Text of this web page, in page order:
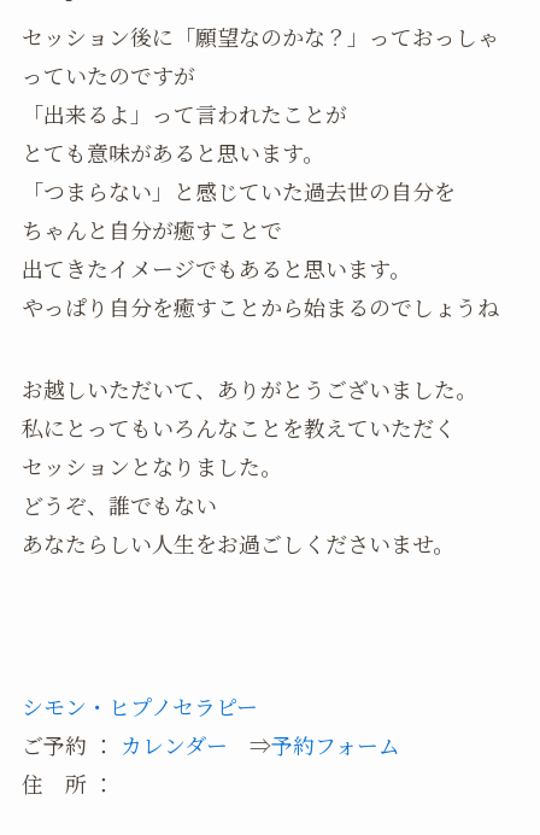
セッション後に「願望なのかな？」っておっしゃ
っていたのですが
「出来るよ」って言われたことが
とても意味があると思います。
「つまらない」と感じていた過去世の自分を
ちゃんと自分が癒すことで
出てきたイメージでもあると思います。
やっぱり自分を癒すことから始まるのでしょうね
お越しいただいて、ありがとうございました。
私にとってもいろんなことを教えていただく
セッションとなりました。
どうぞ、誰でもない
あなたらしい人生をお過ごしくださいませ。
シモン・ヒプノセラピー
ご予約 ： カレンダー ⇒予約フォーム
住 所 ：